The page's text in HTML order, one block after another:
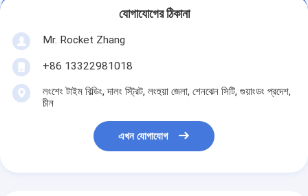
যোগাযোগের ঠিকানা
Mr. Rocket Zhang
+86 13322981018
লংশেং টাইম বিল্ডিং, দালং স্ট্রিট, লংহুয়া জেলা, শেনঝেন সিটি, গুয়াংডং প্রদেশ,
চীন
এখন যোগাযোগ